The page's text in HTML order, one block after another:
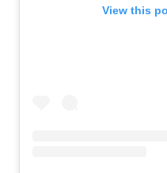
View this